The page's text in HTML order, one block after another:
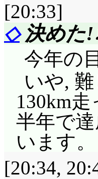
評価
実写
ダーち
ラ玉。
……集め
陛下,
[20:33]
◇決めた
今年の
いや,
130km
半年で
います。
[20:34,